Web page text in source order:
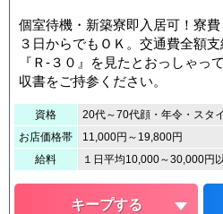
個室待機・新築寮即入居可！寮費
３日からでもＯＫ。交通費全額
『Ｒ-３０』を見たとおっしゃ
収書をご持参ください。
資格
お店価格帯
11,000円～19,800円
給料
１日平均10,000～30,000円
キープする